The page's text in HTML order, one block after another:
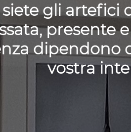
siete gli artefici
presente
dipendono
vostra